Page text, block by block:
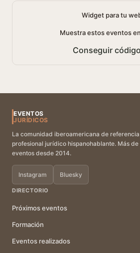
Widget para tu
Muestra estos eventos
Conseguir
EVENTOS
JURÍDICOS
La comunidad iberoamericana de referencia
profesional jurídico hispanohablante. Más
eventos desde 2014.
Instagram Bluesky
DIRECTORIO
Próximos eventos
Formación
Eventos realizados